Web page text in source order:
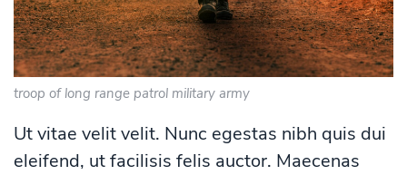
troop of long range patrol military army
Ut vitae velit velit. Nunc egestas nibh quis dui
eleifend, ut facilisis felis auctor. Maecenas